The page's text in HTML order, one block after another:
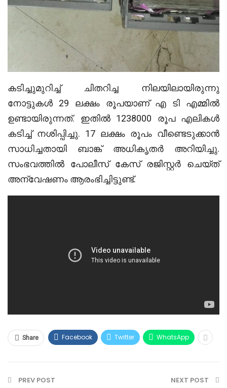
കടിച്ചുമുറിച്ച്‌ ചിതറിച്ച നിലയിലായിരുന്നു
നോട്ടുകള്‍ 29 ലക്ഷം രൂപയാണ് എ ടി എമ്മില്‍
ഉണ്ടായിരുന്നത്. ഇതില്‍ 1238000 രൂപ എലികള്‍
കടിച്ച്‌ നശിപ്പിച്ചു. 17 ലക്ഷം രൂപം വീണ്ടെടുക്കാന്‍
സാധിച്ചതായി ബാങ്ക് അധികൃതര്‍ അറിയിച്ചു.
സംഭവത്തില്‍ പോലീസ് കേസ് രജിസ്റ്റര്‍ ചെയ്ത്
അന്വേഷണം ആരംഭിച്ചിട്ടുണ്ട്.
Share Facebook Twitter WhatsApp
PREV POST NEXT POST